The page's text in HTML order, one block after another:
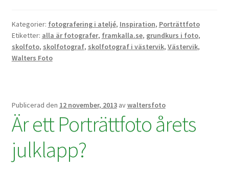
Kategorier: fotografering i ateljé, Inspiration, Porträttfoto
Etiketter: alla är fotografer, framkalla.se, grundkurs i foto,
skolfoto, skolfotograf, skolfotograf i västervik, Västervik,
Walters Foto
Publicerad den 12 november, 2013 avwaltersfoto
Är ett Porträttfoto årets
julklapp?